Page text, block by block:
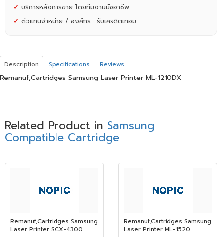
✓ บริการหลังการขาย โดยทีมงานมืออาชีพ
✓ ตัวแทนจำหน่าย / องค์กร · รับเครดิตเทอม
Description Specifications Reviews
Remanuf,Cartridges Samsung Laser Printer ML-1210DX
Related Product in Samsung
Compatible Cartridge
Remanuf,Cartridges Samsung
Laser Printer SCX-4300
Remanuf,Cartridges Samsung
Laser Printer ML-1520